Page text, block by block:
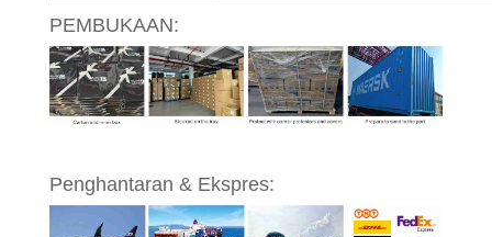
PEMBUKAAN:
Penghantaran & Ekspres: